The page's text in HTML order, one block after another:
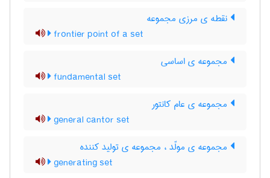
نقطه ی مرزی مجموعه
frontier point of a set
مجموعه ی اساسی
fundamental set
مجموعه ی عام کانتور
general cantor set
مجموعه ی مولّد ، مجموعه ی تولید کننده
generating set